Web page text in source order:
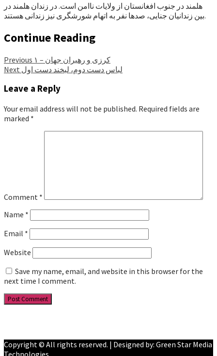
هلمند در جنوب افغانستان از ولایات ناامن است. در زندان هلمند در
بین زندانیان جنایی، صدها نفر به اتهام شورشگری نیز زندانی هستند.
Continue Reading
Previous
کرزی و رهبران جهان – ۱
Next لباس دست دوم، لبخند دست اول
Leave a Reply
Your email address will not be published. Required fields are
marked *
Comment *
Name *
Email *
Website
Save my name, email, and website in this browser for the
next time I comment.
Copyright © All rights reserved. | Designed by: Green Star Media